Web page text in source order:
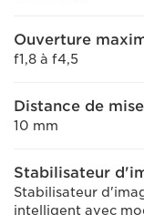
Ouverture
f1,8 à f4,5
Distance de
10 mm
Stabilisateur
Stabilisateur
intelligent avec